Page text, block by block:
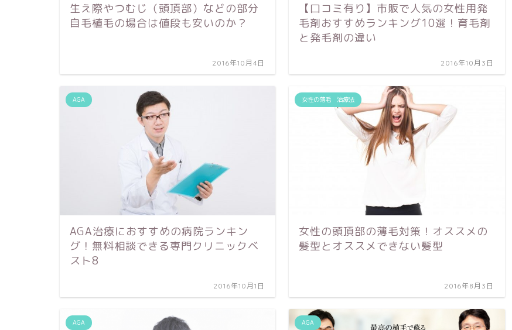
生え際やつむじ（頭頂部）などの部分
自毛植毛の場合は値段も安いのか？
2016年10月4日
【口コミ有り】市販で人気の女性用発
毛剤おすすめランキング10選！育毛剤
と発毛剤の違い
2016年10月3日
AGA
AGA治療におすすめの病院ランキン
グ！無料相談できる専門クリニックベ
スト8
2016年10月1日
女性の薄毛 治療法
女性の頭頂部の薄毛対策！オススメの
髪型とオススメできない髪型
2016年8月3日
AGA AGA